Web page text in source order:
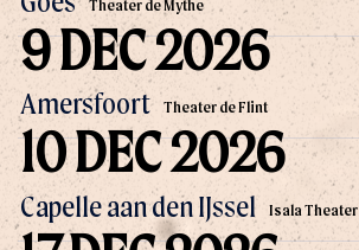
Theater de Mythe
Amersfoort Theater de Flint
9 DEC 2026
Capelle aan den IJssel Isala Theater
10 DEC 2026